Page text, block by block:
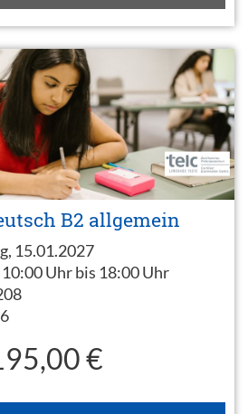
B2 allgemein
15.01.2027
10:00 Uhr bis 18:00 Uhr
€